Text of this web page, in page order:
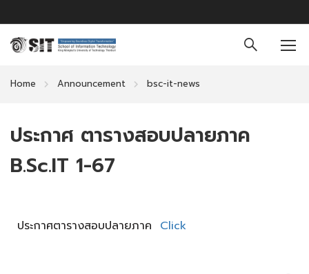
Home Announcement bsc-it-news
ประกาศ ตารางสอบปลายภาค
B.Sc.IT 1-67
ประกาศตารางสอบปลายภาค Click